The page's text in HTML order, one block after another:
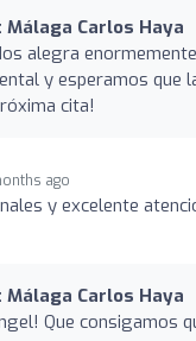
Carlos Haya
alegra
y esperamos que
cita!
ago
y excelente
Carlos Haya
Que consigamos